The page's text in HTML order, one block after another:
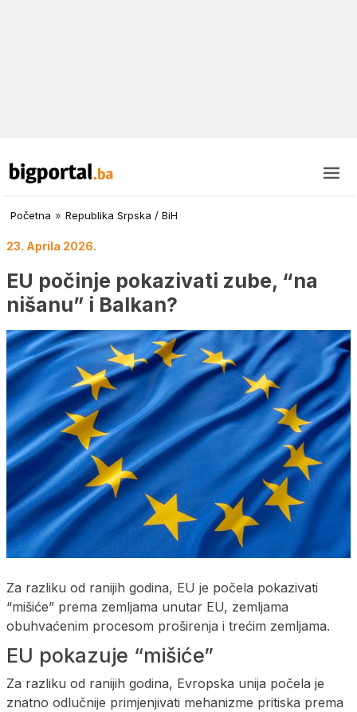
Početna » Republika Srpska / BiH
23. Aprila 2026.
EU počinje pokazivati zube, “na
nišanu” i Balkan?
Za razliku od ranijih godina, EU je počela pokazivati
“mišiće” prema zemljama unutar EU, zemljama
obuhvaćenim procesom proširenja i trećim zemljama.
EU pokazuje “mišiće”
Za razliku od ranijih godina, Evropska unija počela je
znatno odlučnije primjenjivati mehanizme pritiska prema